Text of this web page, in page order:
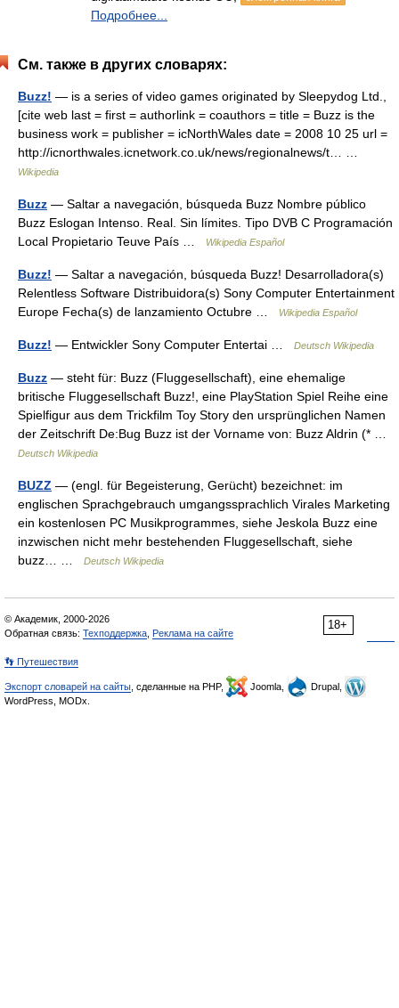
Подробнее...
См. также в других словарях:
Buzz! — is a series of video games originated by Sleepydog Ltd.,
[cite web last = first = authorlink = coauthors = title = Buzz is the
business work = publisher = icNorthWales date = 2008 10 25 url =
http://icnorthwales.icnetwork.co.uk/news/regionalnews/t… …
Wikipedia
Buzz — Saltar a navegación, búsqueda Buzz Nombre público
Buzz Eslogan Intenso. Real. Sin límites. Tipo DVB C Programación
Local Propietario Teuve País …
Wikipedia Español
Buzz! — Saltar a navegación, búsqueda Buzz! Desarrolladora(s)
Relentless Software Distribuidora(s) Sony Computer Entertainment
Europe Fecha(s) de lanzamiento Octubre …
Wikipedia Español
Buzz! — Entwickler Sony Computer Entertai … Deutsch Wikipedia
Buzz — steht für: Buzz (Fluggesellschaft), eine ehemalige
britische Fluggesellschaft Buzz!, eine PlayStation Spiel Reihe eine
Spielfigur aus dem Trickfilm Toy Story den ursprünglichen Namen
der Zeitschrift De:Bug Buzz ist der Vorname von: Buzz Aldrin (* …
Deutsch Wikipedia
BUZZ — (engl. für Begeisterung, Gerücht) bezeichnet: im
englischen Sprachgebrauch umgangssprachlich Virales Marketing
ein kostenlosen PC Musikprogrammes, siehe Jeskola Buzz eine
inzwischen nicht mehr bestehenden Fluggesellschaft, siehe
buzz… …
Deutsch Wikipedia
18+
© Академик, 2000-2026
Обратная связь: Техподдержка Реклама на сайте
👣 Путешествия
Экспорт словарей на сайты , сделанные на PHP, Joomla,
Drupal,
WordPress, MODx.